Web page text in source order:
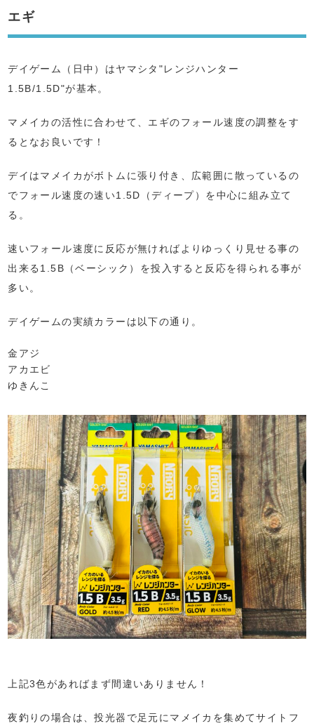
エギ
デイゲーム（日中）はヤマシタ"レンジハンター
1.5B/1.5D"が基本。
マメイカの活性に合わせて、エギのフォール速度の調整をす
るとなお良いです！
デイはマメイカがボトムに張り付き、広範囲に散っているの
でフォール速度の速い1.5D（ディープ）を中心に組み立て
る。
速いフォール速度に反応が無ければよりゆっくり見せる事の
出来る1.5B（ベーシック）を投入すると反応を得られる事が
多い。
デイゲームの実績カラーは以下の通り。
金アジ
アカエビ
ゆきんこ
上記3色があればまず間違いありません！
夜釣りの場合は、投光器で足元にマメイカを集めてサイトフ